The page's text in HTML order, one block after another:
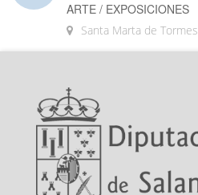
ARTE / EXPOSICIONES
Santa Marta de Tormes